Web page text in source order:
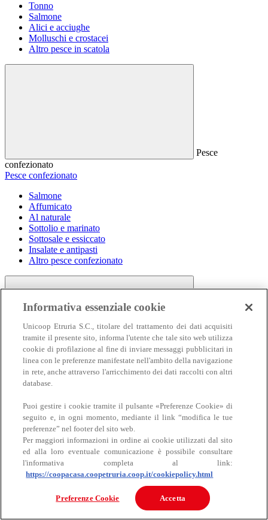
Tonno
Salmone
Alici e acciughe
Molluschi e crostacei
Altro pesce in scatola
Pesce
confezionato
Pesce confezionato
Salmone
Affumicato
Al naturale
Sottolio e marinato
Sottosale e essiccato
Insalate e antipasti
Altro pesce confezionato
Carne
Carne
Bovino
Informativa essenziale cookie
Unicoop Etruria S.C., titolare del trattamento dei dati acquisiti
tramite il presente sito, informa l'utente che tale sito web utilizza
cookie di profilazione al fine di inviare messaggi pubblicitari in
linea con le preferenze manifestate nell'ambito della navigazione
in rete, anche attraverso l'arricchimento dei dati raccolti con altri
database.
Puoi gestire i cookie tramite il pulsante «Preferenze Cookie» di
seguito e, in ogni momento, mediante il link “modifica le tue
preferenze” nel footer del sito web.
Per maggiori informazioni in ordine ai cookie utilizzati dal sito
ed alla loro eventuale comunicazione è possibile consultare
l'informativa completa al link:
https://coopacasa.coopetruria.coop.it/cookiepolicy.html
Preferenze Cookie Accetta